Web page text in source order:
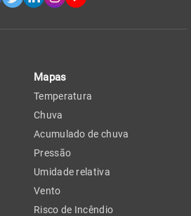
Mapas
Temperatura
Chuva
Acumulado de chuva
Pressão
Umidade relativa
Vento
Risco de Incêndio